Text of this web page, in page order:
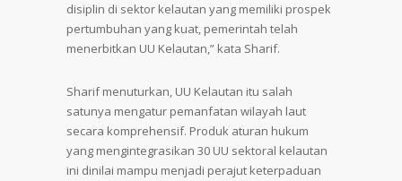
disiplin di sektor kelautan yang memiliki prospek
pertumbuhan yang kuat, pemerintah telah
menerbitkan UU Kelautan,” kata Sharif.
Sharif menuturkan, UU Kelautan itu salah
satunya mengatur pemanfatan wilayah laut
secara komprehensif. Produk aturan hukum
yang mengintegrasikan 30 UU sektoral kelautan
ini dinilai mampu menjadi perajut keterpaduan